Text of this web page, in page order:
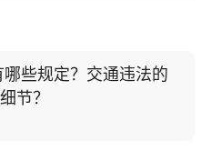
些规定？交通违法的
节？